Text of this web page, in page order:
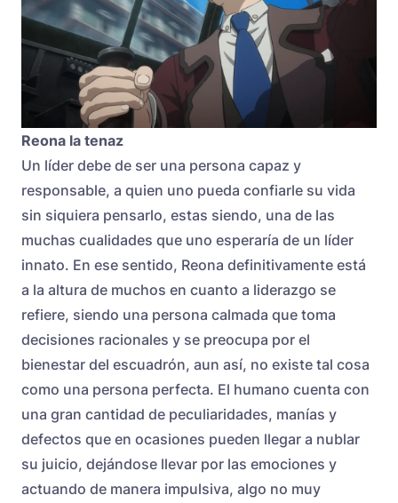
Reona la tenaz
Un líder debe de ser una persona capaz y
responsable, a quien uno pueda confiarle su vida
sin siquiera pensarlo, estas siendo, una de las
muchas cualidades que uno esperaría de un líder
innato. En ese sentido, Reona definitivamente está
a la altura de muchos en cuanto a liderazgo se
refiere, siendo una persona calmada que toma
decisiones racionales y se preocupa por el
bienestar del escuadrón, aun así, no existe tal cosa
como una persona perfecta. El humano cuenta con
una gran cantidad de peculiaridades, manías y
defectos que en ocasiones pueden llegar a nublar
su juicio, dejándose llevar por las emociones y
actuando de manera impulsiva, algo no muy